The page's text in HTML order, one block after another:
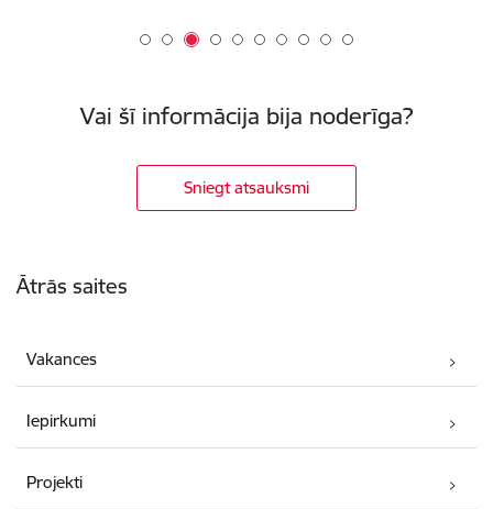
Vai šī informācija bija noderīga?
Sniegt atsauksmi
Ātrās saites
Vakances
Iepirkumi
Projekti